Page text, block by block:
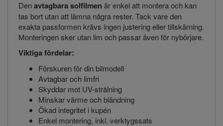
Denavtagbara solfilmen är enkel att montera och kan
tas bort utan att lämna några rester. Tack vare den
exakta passformen krävs ingen justering eller tillskärning.
Monteringen sker utan lim och passar även för nybörjare.
Viktiga fördelar:
Förskuren för din bilmodell
Avtagbar och limfri
Skyddar mot UV-strålning
Minskar värme och bländning
Ökad integritet i kupén
Enkel montering, inkl. verktygssats